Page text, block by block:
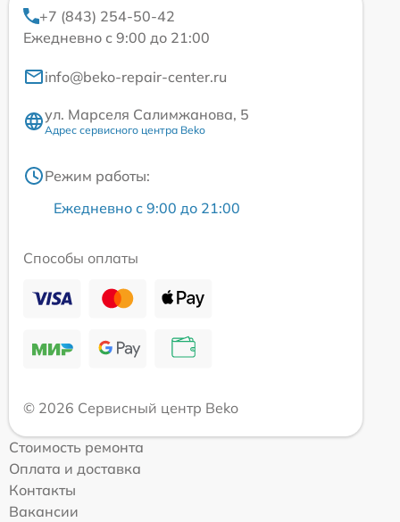
+7 (843) 254-50-42
Ежедневно с 9:00 до 21:00
info@beko-repair-center.ru
ул. Марселя Салимжанова, 5
Адрес сервисного центра Beko
Режим работы:
Ежедневно с 9:00 до 21:00
Способы оплаты
© 2026 Сервисный центр Beko
Стоимость ремонта
Оплата и доставка
Контакты
Вакансии